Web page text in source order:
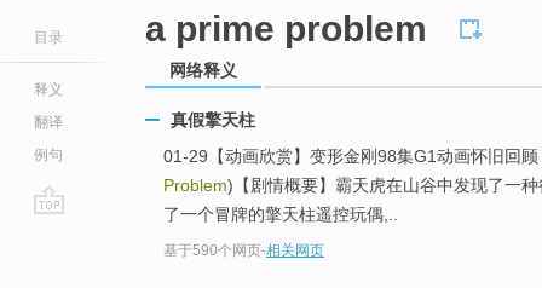
目录
释义
翻译
例句
a prime problem
网络释义
真假擎天柱
01-29【动画欣赏】变形金刚98集G1动画怀旧回
Problem)【剧情概要】霸天虎在山谷中发现了一
了一个冒牌的擎天柱遥控玩偶,..
基于590个网页-相关网页